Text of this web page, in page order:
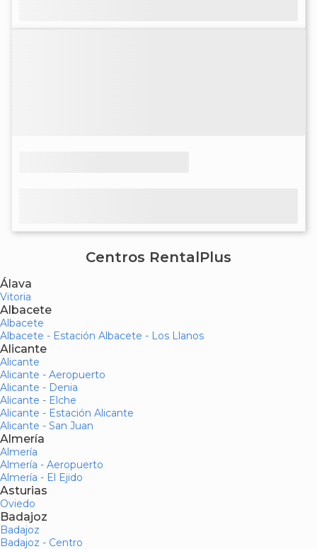
Centros RentalPlus
Álava
Vitoria
Albacete
Albacete
Albacete - Estación Albacete - Los Llanos
Alicante
Alicante
Alicante - Aeropuerto
Alicante - Denia
Alicante - Elche
Alicante - Estación Alicante
Alicante - San Juan
Almería
Almería
Almería - Aeropuerto
Almería - El Ejido
Asturias
Oviedo
Badajoz
Badajoz
Badajoz - Centro